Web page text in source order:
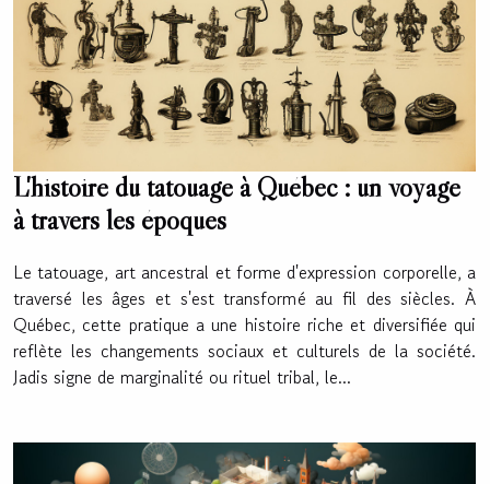
L'histoire du tatouage à Québec : un voyage
à travers les époques
Le tatouage, art ancestral et forme d'expression corporelle, a
traversé les âges et s'est transformé au fil des siècles. À
Québec, cette pratique a une histoire riche et diversifiée qui
reflète les changements sociaux et culturels de la société.
Jadis signe de marginalité ou rituel tribal, le...